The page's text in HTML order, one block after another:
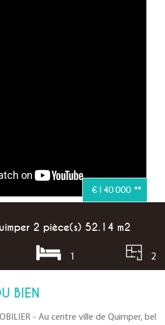
€140 000 **
2 pièce(s) 52.14 m2
1 2
BIEN
- Au centre ville de Quimper, bel